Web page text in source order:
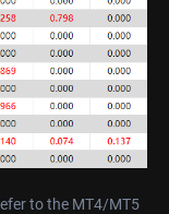
to the MT4/MT5